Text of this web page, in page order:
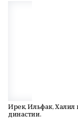
Ирек, Ильфак,
династии.